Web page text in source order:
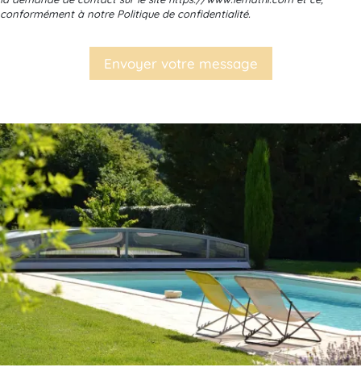
conformément à notre Politique de confidentialité.